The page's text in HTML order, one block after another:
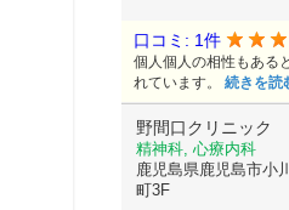
口コミ: 1件
個人個人の相性もある
れています。 続きを読
野間口クリニック
精神科, 心療内科
鹿児島県鹿児島市小
町3F